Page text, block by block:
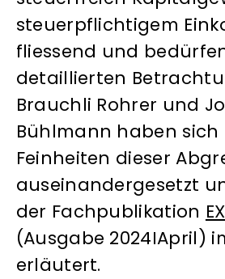
steuerpflichtigem
fliessend und
detaillierten
Brauchli Rohrer und
Bühlmann haben sich
Feinheiten dieser
auseinandergesetzt
der Fachpublikation
(Ausgabe 2024IApril)
erläutert.